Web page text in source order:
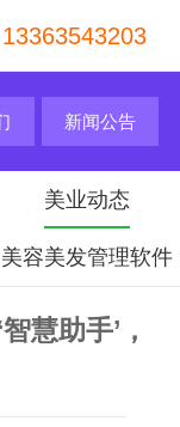
13363543203
新闻公告
美业动态
美容美发管理软件
慧助手’，